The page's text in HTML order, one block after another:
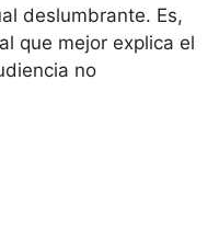
deslumbrante. Es,
que mejor explica el
no